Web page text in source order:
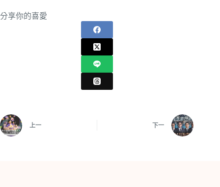
分享你的喜愛
上一 下一